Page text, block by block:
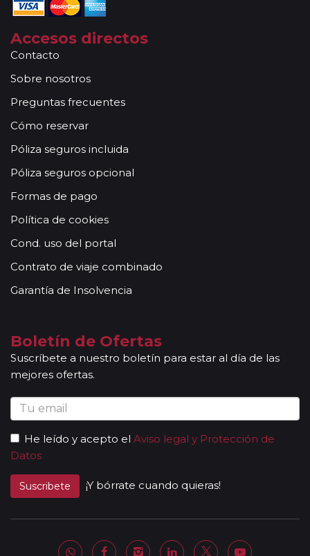
Accesos directos
Contacto
Sobre nosotros
Preguntas frecuentes
Cómo reservar
Póliza seguros incluida
Póliza seguros opcional
Formas de pago
Política de cookies
Cond. uso del portal
Contrato de viaje combinado
Garantía de Insolvencia
Boletín de Ofertas
Suscríbete a nuestro boletín para estar al día de las
mejores ofertas.
He leído y acepto el Aviso legal y Protección de
Datos
Suscribete ¡Y bórrate cuando quieras!